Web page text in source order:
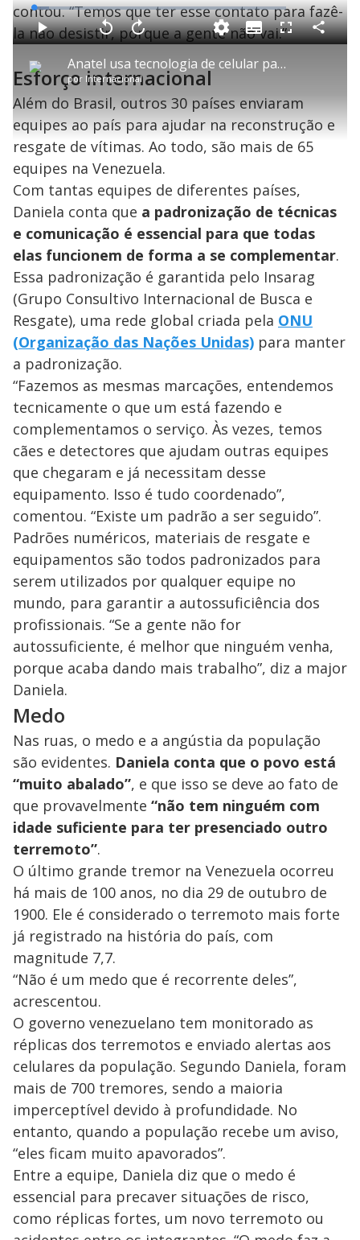
contou. “Temos que ter esse contato para fazê-
la não desistir, porque a gente não vai.”
P
l
a
y
V
i
d
e
o
Anatel usa tecnologia de celular para tentar localizar vítimas na Venezuela
por Internacional
P V
a
r
1
0
g
u
d
o
A
n
ç
a
r
0
e
g
n
d
s
M
u
d
o
L
o
a
d
e
.
0
%
S
u
b
i
t
F
e
C
o
r
Esforço internacional
Além do Brasil, outros 30 países enviaram
equipes ao país para ajudar na reconstrução e
resgate de vítimas. Ao todo, são mais de 65
equipes na Venezuela.
Com tantas equipes de diferentes países,
Daniela conta que a padronização de técnicas
e comunicação é essencial para que todas
elas funcionem de forma a se complementar.
Essa padronização é garantida pelo Insarag
(Grupo Consultivo Internacional de Busca e
Resgate), uma rede global criada pela ONU
(Organização das Nações Unidas) para manter
a padronização.
“Fazemos as mesmas marcações, entendemos
tecnicamente o que um está fazendo e
complementamos o serviço. Às vezes, temos
cães e detectores que ajudam outras equipes
que chegaram e já necessitam desse
equipamento. Isso é tudo coordenado”,
comentou. “Existe um padrão a ser seguido”.
Padrões numéricos, materiais de resgate e
equipamentos são todos padronizados para
serem utilizados por qualquer equipe no
mundo, para garantir a autossuficiência dos
profissionais. “Se a gente não for
autossuficiente, é melhor que ninguém venha,
porque acaba dando mais trabalho”, diz a major
Daniela.
Medo
Nas ruas, o medo e a angústia da população
são evidentes. Daniela conta que o povo está
“muito abalado”, e que isso se deve ao fato de
que provavelmente “não tem ninguém com
idade suficiente para ter presenciado outro
terremoto”.
O último grande tremor na Venezuela ocorreu
há mais de 100 anos, no dia 29 de outubro de
1900. Ele é considerado o terremoto mais forte
já registrado na história do país, com
magnitude 7,7.
“Não é um medo que é recorrente deles”,
acrescentou.
O governo venezuelano tem monitorado as
réplicas dos terremotos e enviado alertas aos
celulares da população. Segundo Daniela, foram
mais de 700 tremores, sendo a maioria
imperceptível devido à profundidade. No
entanto, quando a população recebe um aviso,
“eles ficam muito apavorados”.
Entre a equipe, Daniela diz que o medo é
essencial para precaver situações de risco,
como réplicas fortes, um novo terremoto ou